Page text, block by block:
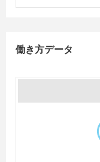
働き方データ